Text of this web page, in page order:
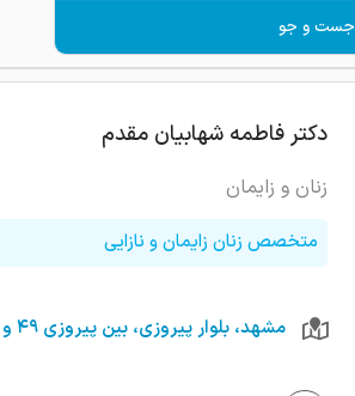
جست و جو
دکتر فاطمه شهابیان مقدم
زنان و زایمان
متخصص زنان زایمان و نازایی